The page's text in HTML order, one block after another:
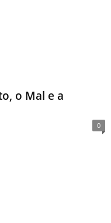
o Mal e a
0